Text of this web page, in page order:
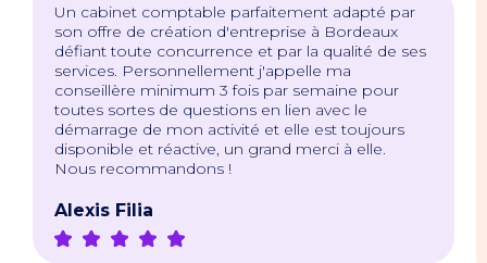
Un cabinet comptable parfaitement adapté par
son offre de création d'entreprise à Bordeaux
défiant toute concurrence et par la qualité de ses
services. Personnellement j'appelle ma
conseillère minimum 3 fois par semaine pour
toutes sortes de questions en lien avec le
démarrage de mon activité et elle est toujours
disponible et réactive, un grand merci à elle.
Nous recommandons !
Alexis Filia